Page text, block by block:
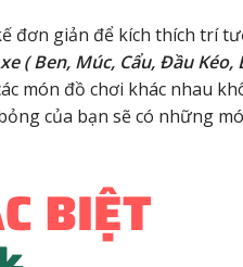
giản để kích thích trí
( Ben, Múc, Cẩu, Đầu
món đồ chơi khác nhau
của bạn sẽ có những